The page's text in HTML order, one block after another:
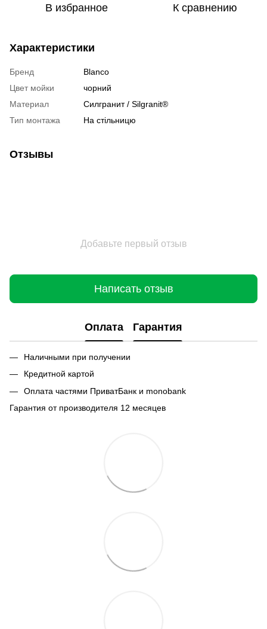
В избранное К сравнению
Характеристики
Бренд
Blanco
Цвет мойки
чорний
Материал
Cилгранит / Silgranit®
Тип монтажа
На стільницю
Отзывы
Добавьте первый отзыв
Написать отзыв
Оплата Гарантия
Наличными при получении
Кредитной картой
Оплата частями ПриватБанк и monobank
Гарантия от производителя 12 месяцев